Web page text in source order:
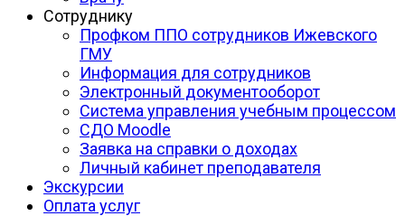
Сотруднику
Профком ППО сотрудников Ижевского
ГМУ
Информация для сотрудников
Электронный документооборот
Система управления учебным процессом
СДО Moodle
Заявка на справки о доходах
Личный кабинет преподавателя
Экскурсии
Оплата услуг